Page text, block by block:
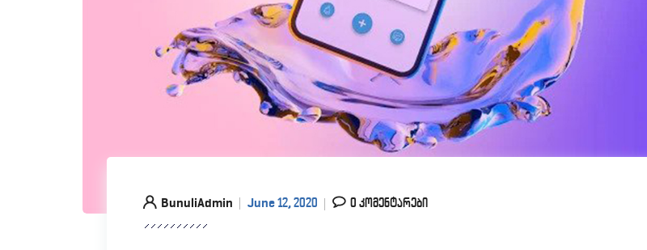
BunuliAdmin June 12, 2020 0 კომენტარები